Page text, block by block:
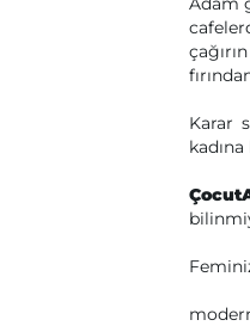
Karar
kadına